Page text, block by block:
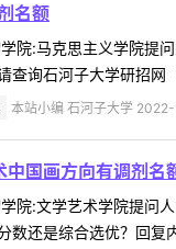
名额
院:马克思主义学院提
查询石河子大学研招
本站小编 石河子大学
国画方向有调剂名
院:文学艺术学院提问
数还是综合选优？回